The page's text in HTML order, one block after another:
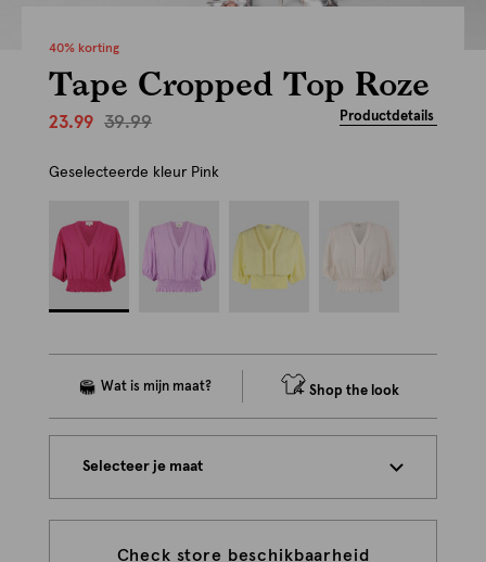
40% korting
Tape Cropped Top Roze
23.99 39.99 Productdetails
Geselecteerde kleur Pink
Shop the look
Selecteer je maat
Check store beschikbaarheid